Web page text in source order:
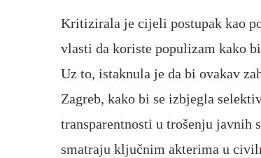
Kritizirala je cijeli postupak kao
vlasti da koriste populizam kako
Uz to, istaknula je da bi ovakav
Zagreb, kako bi se izbjegla
transparentnosti u trošenju javnih
smatraju ključnim akterima u